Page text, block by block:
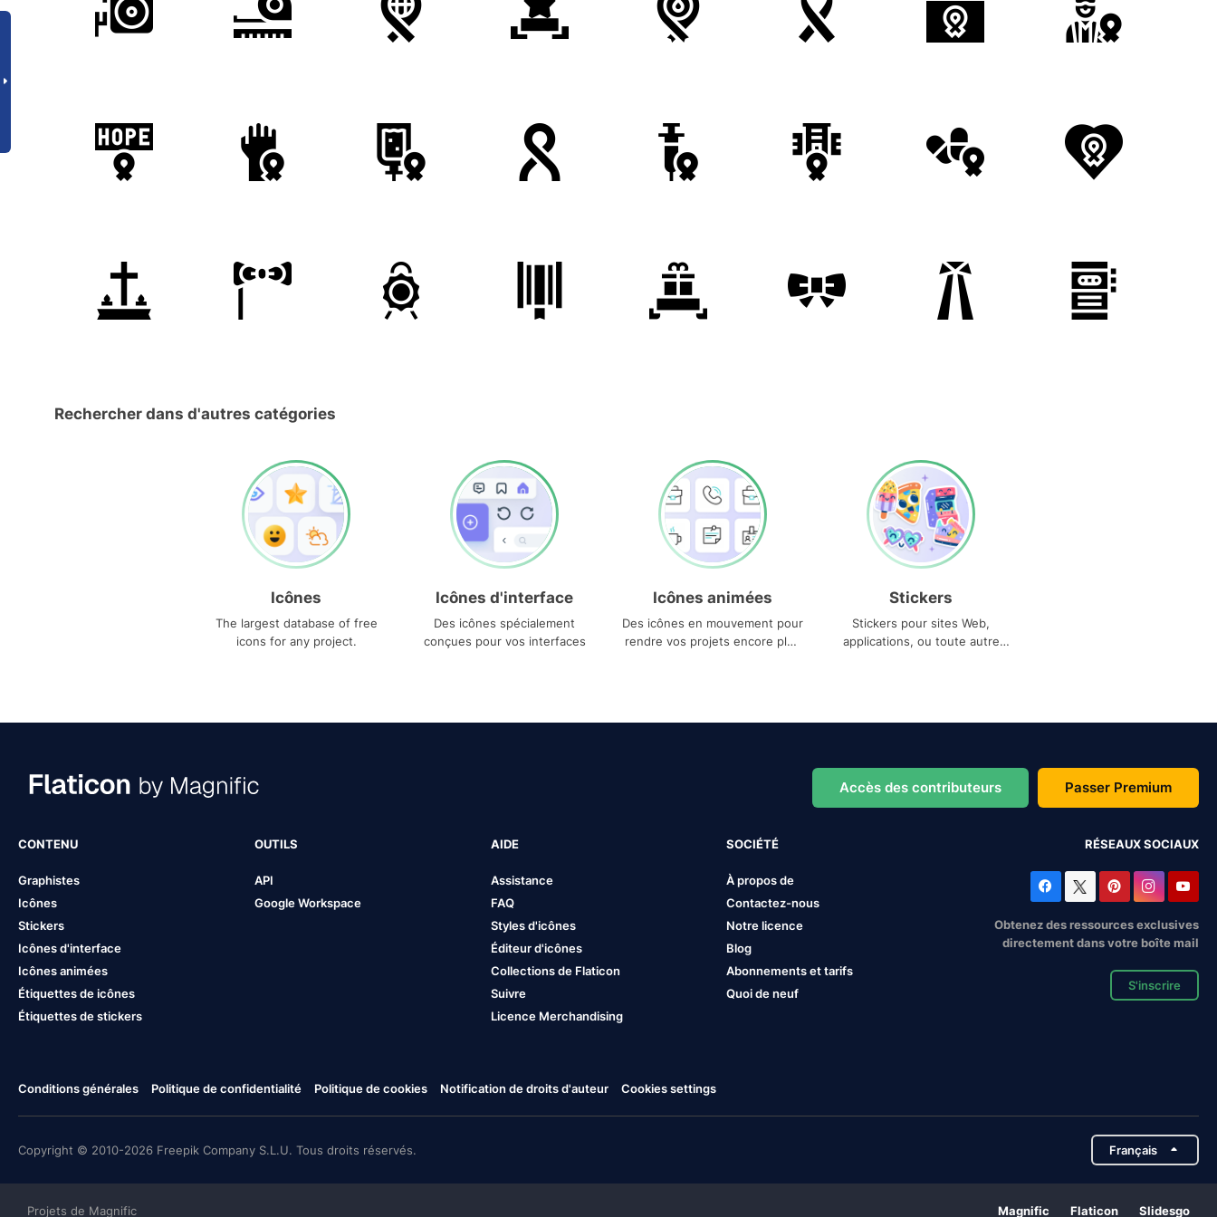
Rechercher dans d'autres catégories
Icônes
The largest database of free
icons for any project.
Icônes d'interface
Des icônes spécialement
conçues pour vos interfaces
Icônes animées
Des icônes en mouvement pour
rendre vos projets encore plus
Stickers
Stickers pour sites Web,
applications, ou toute autre
Accès des contributeurs Passer Premium
CONTENU
Graphistes
Icônes
Stickers
Icônes d'interface
Icônes animées
Étiquettes de icônes
Étiquettes de stickers
OUTILS
API
Google Workspace
AIDE
Assistance
FAQ
Styles d'icônes
Éditeur d'icônes
Collections de Flaticon
Suivre
Licence Merchandising
SOCIÉTÉ
À propos de
Contactez-nous
Notre licence
Blog
Abonnements et tarifs
Quoi de neuf
RÉSEAUX SOCIAUX
Obtenez des ressources exclusives
directement dans votre boîte mail
S'inscrire
Conditions générales Politique de confidentialité Politique de cookies Notification de droits d'auteur Cookies settings
Copyright © 2010-2026 Freepik Company S.L.U. Tous droits réservés. Français
Projets de Magnific Magnific Flaticon Slidesgo